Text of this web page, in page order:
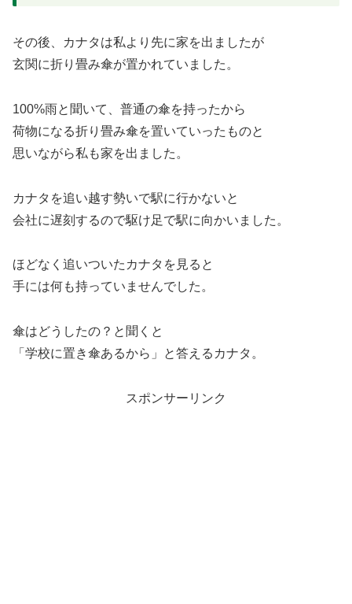
その後、カナタは私より先に家を出ましたが
玄関に折り畳み傘が置かれていました。
100%雨と聞いて、普通の傘を持ったから
荷物になる折り畳み傘を置いていったものと
思いながら私も家を出ました。
カナタを追い越す勢いで駅に行かないと
会社に遅刻するので駆け足で駅に向かいました。
ほどなく追いついたカナタを見ると
手には何も持っていませんでした。
傘はどうしたの？と聞くと
「学校に置き傘あるから」と答えるカナタ。
スポンサーリンク